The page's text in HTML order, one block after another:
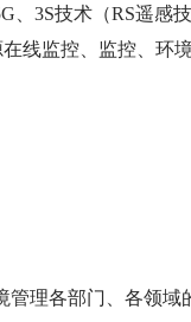
、3S技术（RS遥感技
线监控、监控、环境
管理各部门、各领域